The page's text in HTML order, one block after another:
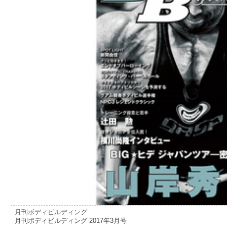
月刊ボディビルディング
月刊ボディビルディング 2017年3月号